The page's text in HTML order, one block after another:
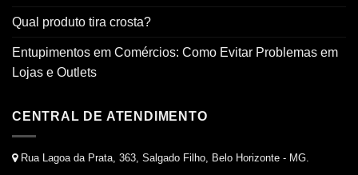
Qual produto tira crosta?
Entupimentos em Comércios: Como Evitar Problemas em
Lojas e Outlets
CENTRAL DE ATENDIMENTO
Rua Lagoa da Prata, 363, Salgado Filho, Belo Horizonte - MG.